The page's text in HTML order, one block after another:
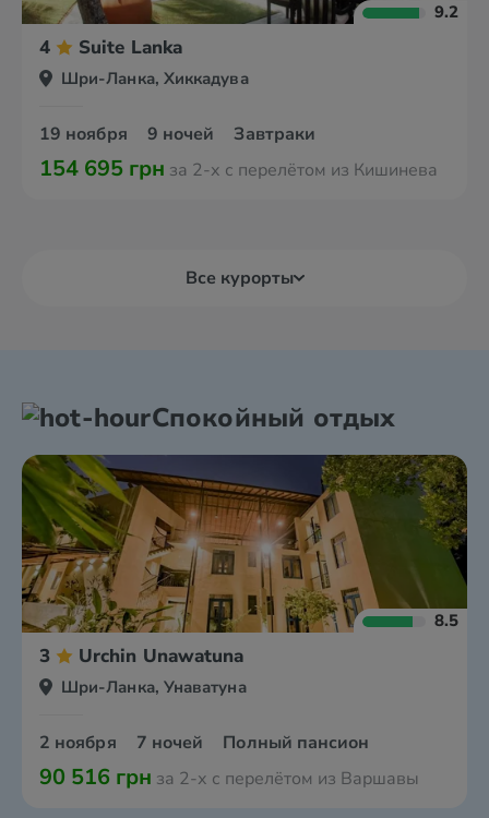
9.2
4 Suite Lanka
Шри-Ланка, Хиккадува
19 ноября 9 ночей Завтраки
154 695 грн за 2-х с перелётом из Кишинева
Все курорты
Спокойный отдых
8.5
3 Urchin Unawatuna
Шри-Ланка, Унаватуна
2 ноября 7 ночей Полный пансион
90 516 грн за 2-х с перелётом из Варшавы